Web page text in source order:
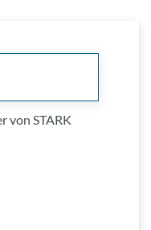
von STARK